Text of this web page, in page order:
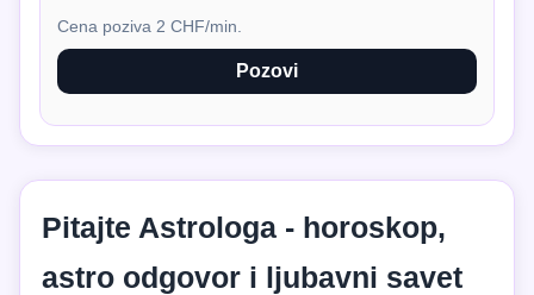
Cena poziva 2 CHF/min.
Pozovi
Pitajte Astrologa - horoskop,
astro odgovor i ljubavni savet